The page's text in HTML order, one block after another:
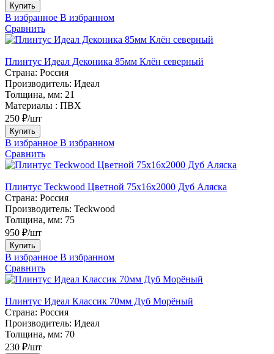
Купить
В избранное В избранном
Сравнить
Плинтус Идеал Деконика 85мм Клён северный
Страна: Россия
Производитель: Идеал
Толщина, мм: 21
Материалы : ПВХ
250 ₽/шт
Купить
В избранное В избранном
Сравнить
Плинтус Teckwood Цветной 75х16х2000 Дуб Аляска
Страна: Россия
Производитель: Teckwood
Толщина, мм: 75
950 ₽/шт
Купить
В избранное В избранном
Сравнить
Плинтус Идеал Классик 70мм Дуб Морёный
Страна: Россия
Производитель: Идеал
Толщина, мм: 70
230 ₽/шт